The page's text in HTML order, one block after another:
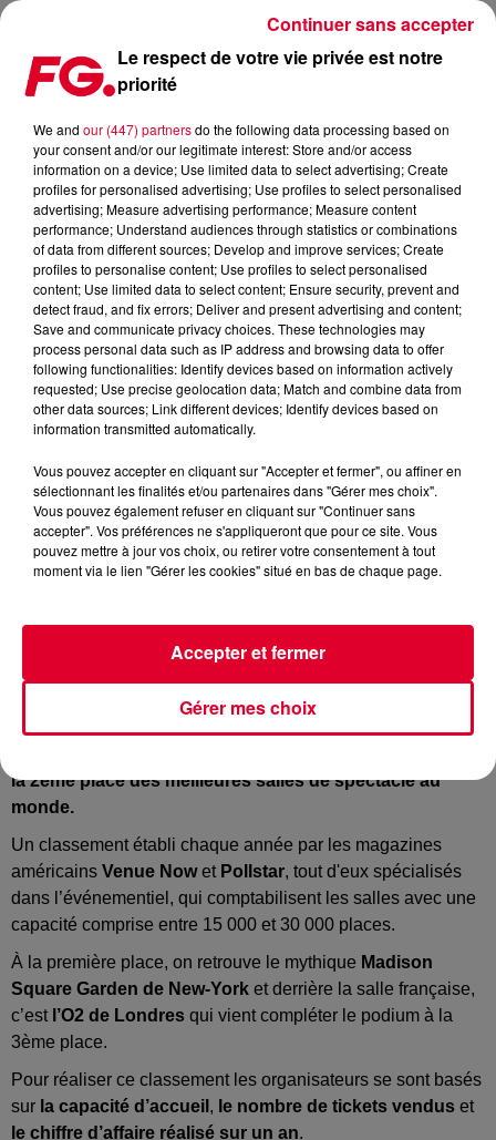
L’ACCOR ARENA CLASSÉE 2ÈME MEILLEURE SALLE DE
Publié : 8 novembre 2023 à 15h40 par Jean-Baptiste
BLANDIN
C’est un petit pas pour l’
un grand pas pour
la2èmeplace des meilleures salles de spectacle au
monde.
Un classement établi chaque année par les magazines
américains Venue Nowet Pollstar, tout d'eux spécialisés
dans l’événementiel, qui comptabilisent les salles avec une
capacité comprise entre 15 000 et 30 000 places.
À la première place, on retrouve le mythique Madison
Square Garden de New-York et derrière la salle française,
c’estl’O2 de Londres qui vient compléter le podium à la
3ème place.
Pour réaliser ce classement les organisateurs se sont basés
sur la capacité d’accueil , le nombre de tickets vendus et
le chiffre d’affaire réalisé sur un an.
Le respect de votre vie privée est notre
priorité
We and our (447) partnersdo the following data processing based on
your consent and/or our legitimate interest: Store and/or access
information on a device; Use limited data to select advertising; Create
profiles for personalised advertising; Use profiles to select personalised
advertising; Measure advertising performance; Measure content
performance; Understand audiences through statistics or combinations
of data from different sources; Develop and improve services; Create
profiles to personalise content; Use profiles to select personalised
content; Use limited data to select content; Ensure security, prevent and
detect fraud, and fix errors; Deliver and present advertising and content;
Save and communicate privacy choices. These technologies may
process personal data such as IP address and browsing data to offer
following functionalities: Identify devices based on information actively
requested; Use precise geolocation data; Match and combine data from
other data sources; Link different devices; Identify devices based on
information transmitted automatically.
Vous pouvez accepter en cliquant sur "Accepter et fermer", ou affiner en
sélectionnant les finalités et/ou partenaires dans "Gérer mes choix".
Vous pouvez également refuser en cliquant sur "Continuer sans
accepter". Vos préférences ne s'appliqueront que pour ce site. Vous
pouvez mettre à jour vos choix, ou retirer votre consentement à tout
moment via le lien "Gérer les cookies" situé en bas de chaque page.
Gérer mes choix
Accepter et fermer
Continuer sans accepter